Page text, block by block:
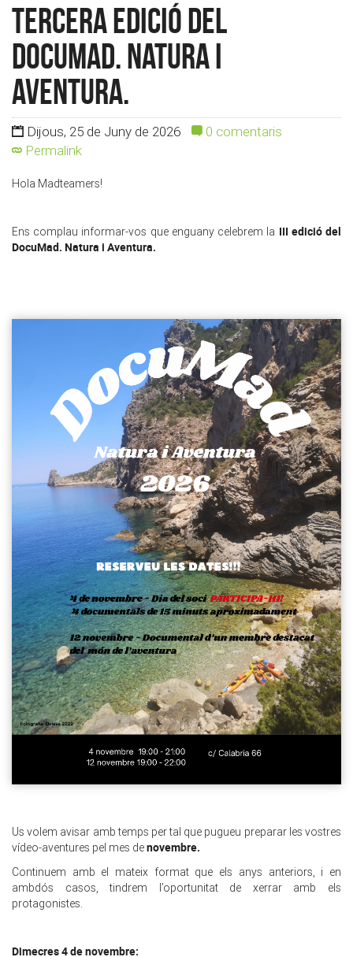
Tercera edició del
DocuMad. Natura i
Aventura.
Dijous, 25 de Juny de 2026
0 comentaris
Permalink
Hola Madteamers!
Ens complau informar-vos que enguany celebrem la III edició del
DocuMad. Natura i Aventura.
Us volem avisar amb temps per tal que pugueu preparar les vostres
vídeo-aventures pel mes denovembre.
Continuem amb el mateix format que els anys anteriors, i en
ambdós casos, tindrem l’oportunitat de xerrar amb els
protagonistes.
Dimecres 4 de novembre: